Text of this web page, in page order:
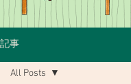
記事
All Posts